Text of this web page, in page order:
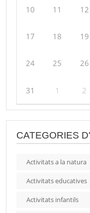
10 11 12
17 18 19
24 25 26
31 1 2
CATEGORIES
Activitats a la natura
Activitats educatives
Activitats infantils